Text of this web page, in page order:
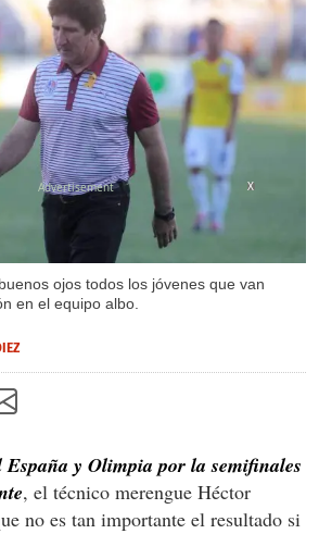
ojos todos los jóvenes que van
en el equipo albo.
X
España y Olimpia por la semifinales
, el técnico merengue Héctor
no es tan importante el resultado si